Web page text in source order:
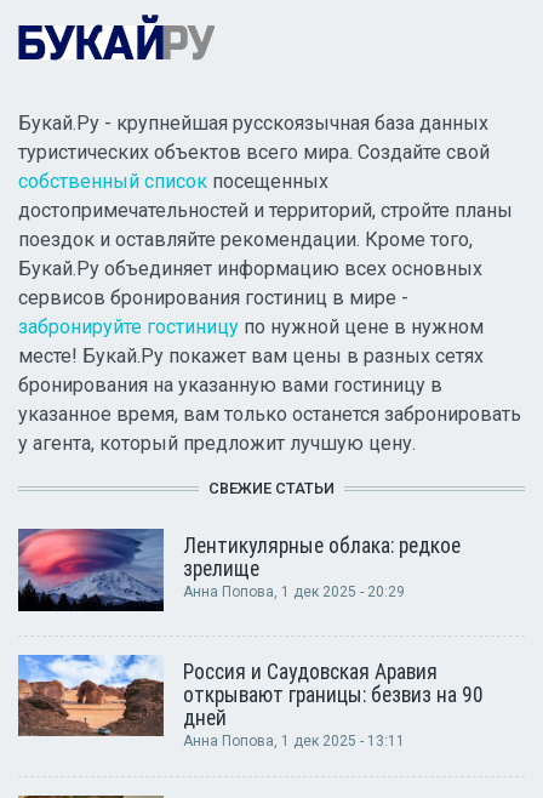
Букай.Ру - крупнейшая русскоязычная база данных
туристических объектов всего мира. Создайте свой
собственный список посещенных
достопримечательностей и территорий, стройте планы
поездок и оставляйте рекомендации. Кроме того,
Букай.Ру объединяет информацию всех основных
сервисов бронирования гостиниц в мире -
забронируйте гостиницу по нужной цене в нужном
месте! Букай.Ру покажет вам цены в разных сетях
бронирования на указанную вами гостиницу в
указанное время, вам только останется забронировать
у агента, который предложит лучшую цену.
СВЕЖИЕ СТАТЬИ
Лентикулярные облака: редкое
зрелище
Анна Попова, 1 дек 2025 - 20:29
Россия и Саудовская Аравия
открывают границы: безвиз на 90
дней
Анна Попова, 1 дек 2025 - 13:11